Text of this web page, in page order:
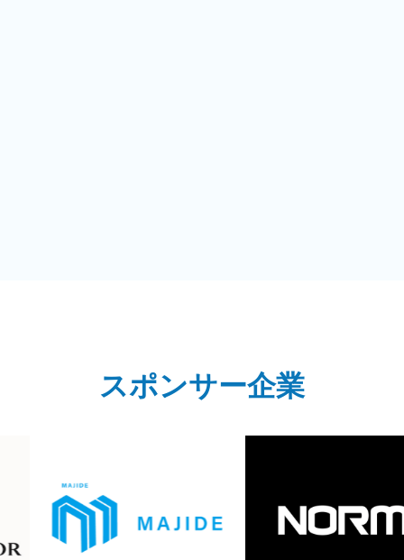
スポンサー企業